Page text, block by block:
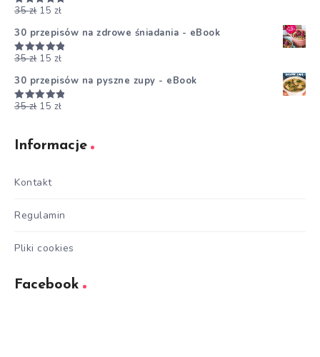
Oceniono
35zł 15 zł
30 przepisów na zdrowe śniadania - eBook
Oceniono
35zł 15 zł
30 przepisów na pyszne zupy - eBook
Oceniono
35zł 15 zł
Informacje
Kontakt
Regulamin
Pliki cookies
Facebook